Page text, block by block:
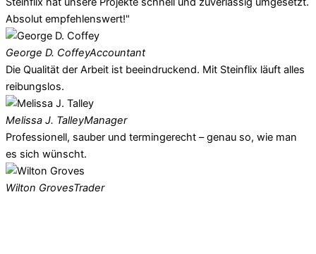
Absolut empfehlenswert!"
George D. CoffeyAccountant
Die Qualität der Arbeit ist beeindruckend. Mit Steinflix läuft alles
reibungslos.
Melissa J. TalleyManager
Professionell, sauber und termingerecht – genau so, wie man
es sich wünscht.
Wilton GrovesTrader